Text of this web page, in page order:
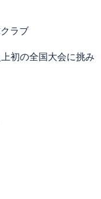
ラブ
初の全国大会に挑み